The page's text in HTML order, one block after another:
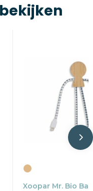
Xoopar Mr. Bio